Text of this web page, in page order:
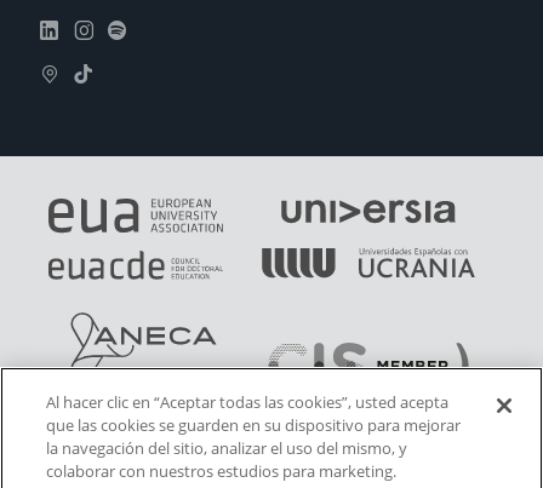
Al hacer clic en “Aceptar todas las cookies”, usted acepta
que las cookies se guarden en su dispositivo para mejorar
la navegación del sitio, analizar el uso del mismo, y
colaborar con nuestros estudios para marketing.